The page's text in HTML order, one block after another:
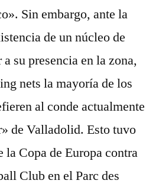
Sin embargo, ante la
de un núcleo de
su presencia en la zona,
nets la mayoría de los
al conde actualmente
de Valladolid. Esto tuvo
la Copa de Europa contra
Club en el Parc des